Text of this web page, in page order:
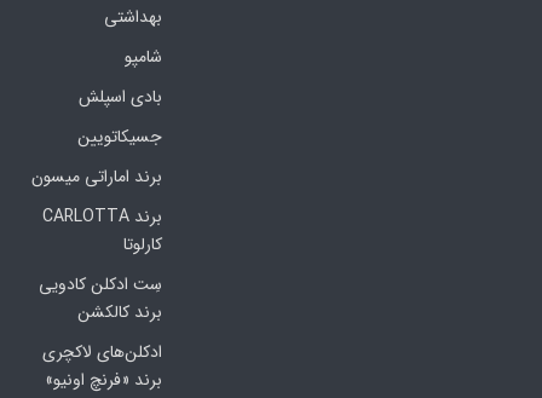
بهداشتی
شامپو
بادی اسپلش
جسیکاتویین
برند اماراتی میسون
برند CARLOTTA
کارلوتا
سِت ادکلن کادویی
برند کالکشن
ادکلن‌های لاکچری
برند «فرنچ اونیو»